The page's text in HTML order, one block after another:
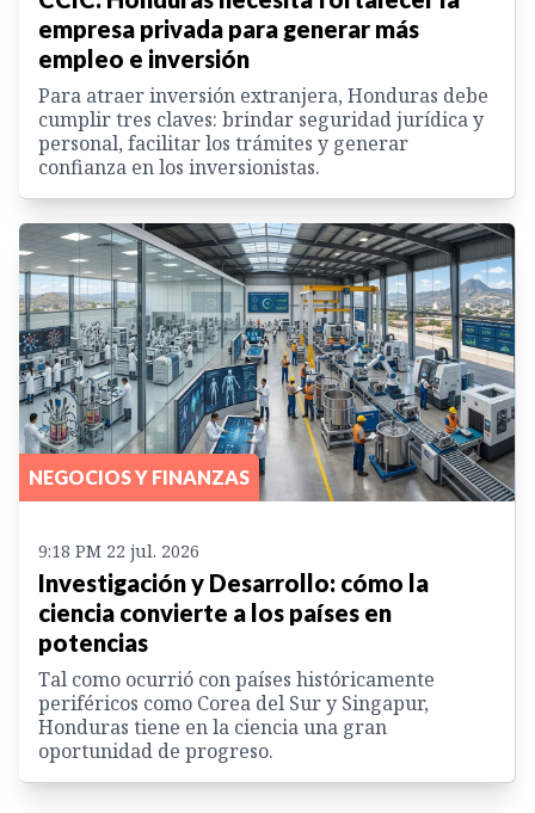
empresa privada para generar más
empleo e inversión
Para atraer inversión extranjera, Honduras debe
cumplir tres claves: brindar seguridad jurídica y
personal, facilitar los trámites y generar
confianza en los inversionistas.
NEGOCIOS Y FINANZAS
9:18 PM 22 jul. 2026
Investigación y Desarrollo: cómo la
ciencia convierte a los países en
potencias
Tal como ocurrió con países históricamente
periféricos como Corea del Sur y Singapur,
Honduras tiene en la ciencia una gran
oportunidad de progreso.